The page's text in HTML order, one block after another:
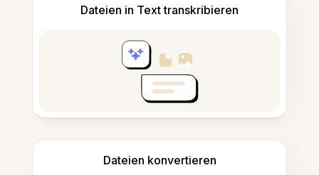
Dateien in Text transkribieren
Dateien konvertieren